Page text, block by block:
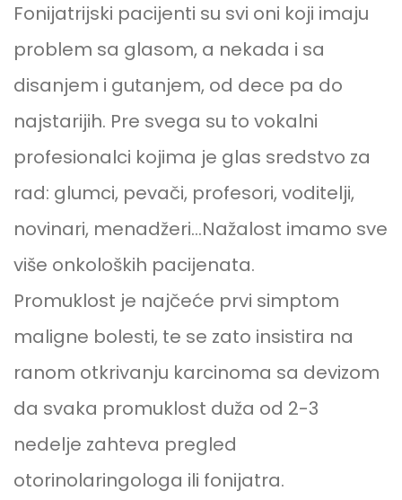
Fonijatrijski pacijenti su svi oni koji imaju
problem sa glasom, a nekada i sa
disanjem i gutanjem, od dece pa do
najstarijih. Pre svega su to vokalni
profesionalci kojima je glas sredstvo za
rad: glumci, pevači, profesori, voditelji,
novinari, menadžeri…Nažalost imamo sve
više onkoloških pacijenata.
Promuklost je najčeće prvi simptom
maligne bolesti, te se zato insistira na
ranom otkrivanju karcinoma sa devizom
da svaka promuklost duža od 2-3
nedelje zahteva pregled
otorinolaringologa ili fonijatra.